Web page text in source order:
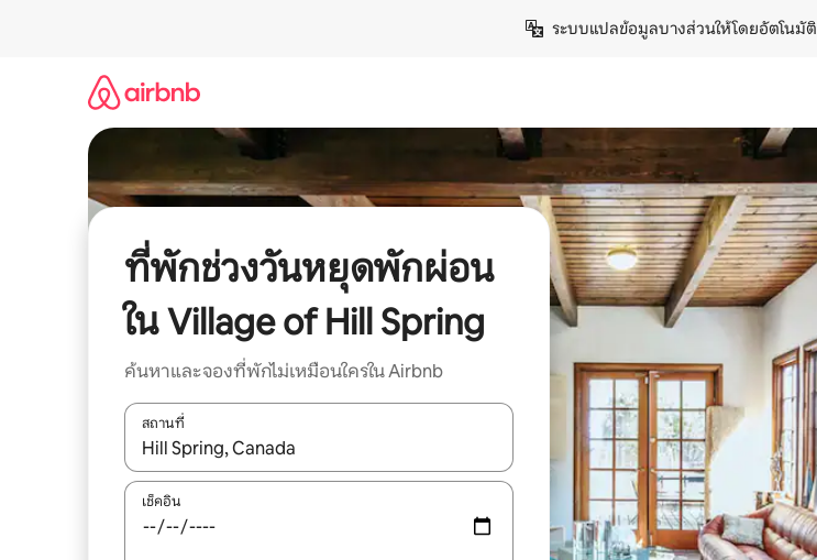
ระบบแปลข้อมูลบางส่วนให้โดยอัตโนมัติ
ที่พักช่วงวันหยุดพักผ่อน
ใน Village of Hill Spring
ค้นหาและจองที่พักไม่เหมือนใครใน Airbnb
สถานที่
ใช้ลูกศรขึ้นลง หรือใช้การสัมผัสหรือปัด เพื่อสำรวจผลการค้นหา
เช็คอิน